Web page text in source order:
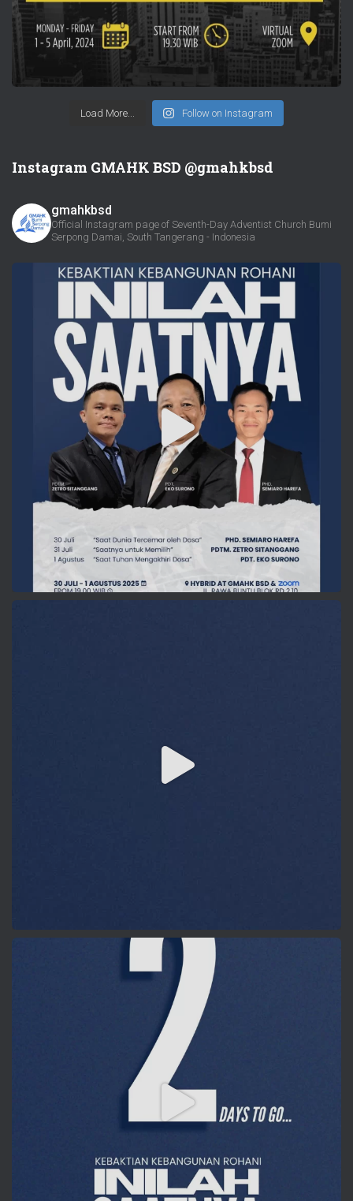
Load More... Follow on Instagram
Instagram GMAHK BSD @gmahkbsd
gmahkbsd
Official Instagram page of Seventh-Day Adventist Church Bumi
Serpong Damai, South Tangerang - Indonesia